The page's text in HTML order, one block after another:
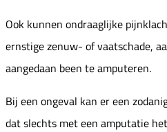
Ook kunnen ondraaglijke
ernstige zenuw- of vaatschade,
aangedaan been te amputeren.
Bij een ongeval kan er een
dat slechts met een amputatie